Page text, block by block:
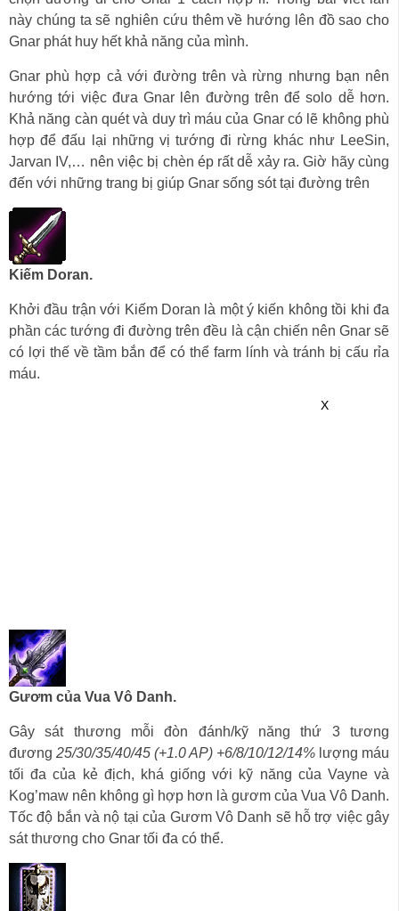
này chúng ta sẽ nghiên cứu thêm về hướng lên đồ sao cho
Gnar phát huy hết khả năng của mình.
Gnar phù hợp cả với đường trên và rừng nhưng bạn nên
hướng tới việc đưa Gnar lên đường trên để solo dễ hơn.
Khả năng càn quét và duy trì máu của Gnar có lẽ không phù
hợp để đấu lại những vị tướng đi rừng khác như LeeSin,
Jarvan IV,… nên việc bị chèn ép rất dễ xảy ra. Giờ hãy cùng
đến với những trang bị giúp Gnar sống sót tại đường trên
Kiếm Doran.
Khởi đầu trận với Kiếm Doran là một ý kiến không tồi khi đa
phần các tướng đi đường trên đều là cận chiến nên Gnar sẽ
có lợi thế về tầm bắn để có thể farm lính và tránh bị cấu rỉa
máu.
X
Gươm của Vua Vô Danh.
Gây sát thương mỗi đòn đánh/kỹ năng thứ 3 tương
đương 25/30/35/40/45 (+1.0 AP) +6/8/10/12/14% lượng máu
tối đa của kẻ địch, khá giống với kỹ năng của Vayne và
Kog’maw nên không gì hợp hơn là gươm của Vua Vô Danh.
Tốc độ bắn và nộ tại của Gươm Vô Danh sẽ hỗ trợ việc gây
sát thương cho Gnar tối đa có thể.